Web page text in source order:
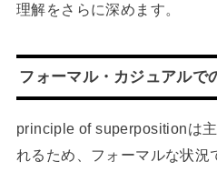
理解をさらに深めます。
フォーマル・カジュアルで
principle of superpositionは
れるため、フォーマルな状況